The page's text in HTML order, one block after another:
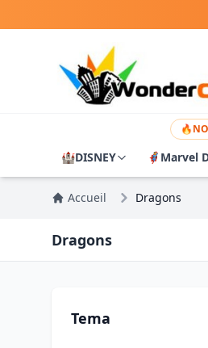
🔥
🏰DISNEY 🦸 Marvel
Accueil Dragons
Dragons
Tema